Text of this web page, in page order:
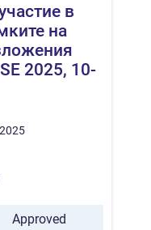
в
на
2025, 10-
Approved